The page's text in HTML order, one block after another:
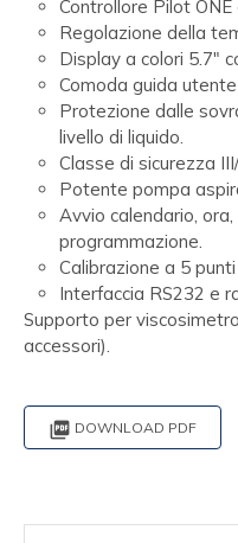
Controllore Pilot
Regolazione della
Display a colori 5.7"
Comoda guida
Protezione dalle
livello di liquido.
Classe di sicurezza
Potente pompa
Avvio calendario,
programmazione.
Calibrazione a 5
Interfaccia RS232 e
Supporto per
accessori).
 DOWNLOAD PDF